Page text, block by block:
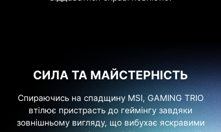
СИЛА ТА МАЙСТЕРНІСТЬ
Спираючись на спадщину MSI, GAMING TRIO
втілює пристрасть до геймінгу завдяки
зовнішньому вигляду, що вибухає яскравими